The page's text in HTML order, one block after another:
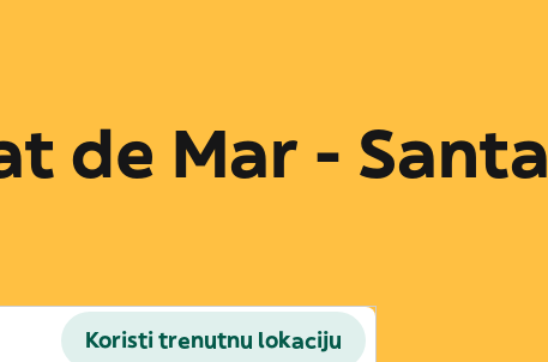
de Mar - Santa
Koristi trenutnu lokaciju